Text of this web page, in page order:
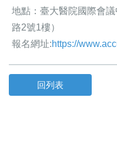
地點：臺大醫院國際會
路2號1樓）
報名網址:https://
回列表